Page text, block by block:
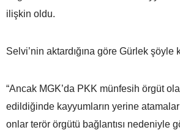
ilişkin oldu.
Selvi’nin aktardığına göre Gürlek şöyle
“Ancak MGK’da PKK münfesih örgüt
edildiğinde kayyumların yerine
onlar terör örgütü bağlantısı nedeniyle